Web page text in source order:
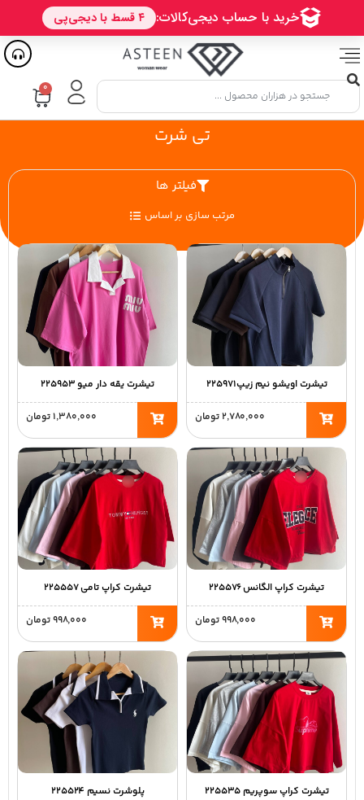
۰
تی شرت
فیلتر ها
مرتب سازی بر اساس
تیشرت اویشو نیم زیپ۲۲۵۹۷۱
۲,۷۸۰,۰۰۰تومان
تیشرت یقه دار میو ۲۲۵۹۵۳
۱,۳۸۰,۰۰۰تومان
تیشرت کراپ الگانس ۲۲۵۵۷۶
۹۹۸,۰۰۰تومان
تیشرت کراپ تامی ۲۲۵۵۵۷
۹۹۸,۰۰۰تومان
تیشرت کراپ سوپریم ۲۲۵۵۳۵ پلوشرت نسیم ۲۲۵۵۲۴